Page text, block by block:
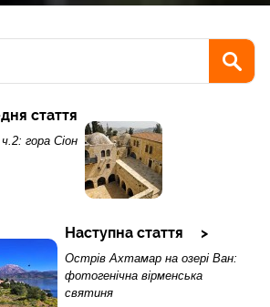
стаття
гора Сіон
Наступна стаття
Острів Ахтамар на озері Ван:
фотогенічна вірменська
святиня